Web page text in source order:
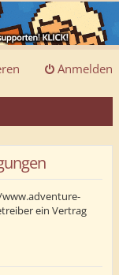
Anmelden
ein Vertrag